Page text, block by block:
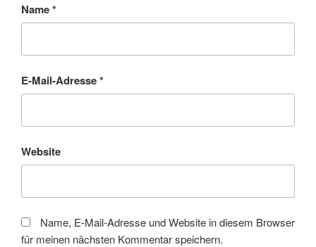
Name*
E-Mail-Adresse*
Website
Name, E-Mail-Adresse und Website in diesem Browser
für meinen nächsten Kommentar speichern.